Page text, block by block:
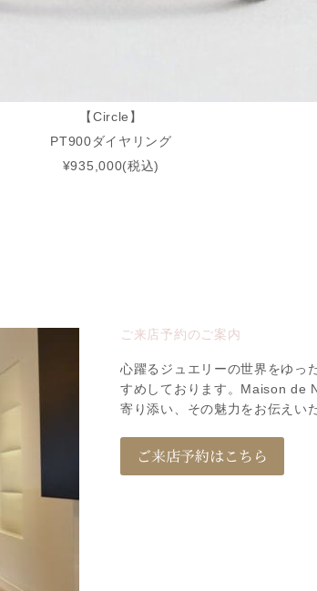
【Circle】
PT900ダイヤリング
¥935,000(税込)
ご来店予約のご案内
心躍るジュエリーの世界をゆっ
すめしております。Maison de
寄り添い、その魅力をお伝えい